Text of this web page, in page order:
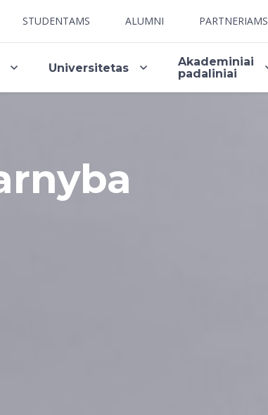
STUDENTAMS ALUMNI PARTNERIAMS
Universitetas
Akademiniai
padaliniai